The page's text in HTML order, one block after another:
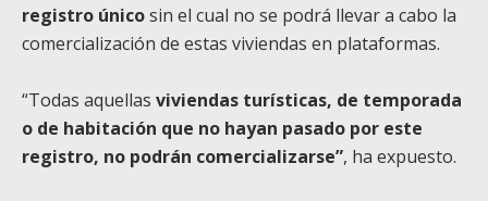
registro únicosin el cual no se podrá llevar a cabo la
comercialización de estas viviendas en plataformas.
“Todas aquellas viviendas turísticas, de temporada
o de habitación que no hayan pasado por este
registro, no podrán comercializarse”, ha expuesto.